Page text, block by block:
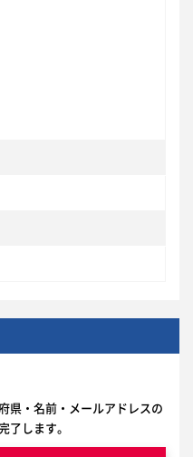
県・名前・メールアドレスの
了します。